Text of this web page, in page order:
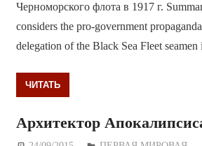
Черноморского флота в 1917 г.
considers the pro-government
delegation of the Black Sea Fleet seamen
ЧИТАТЬ
Архитектор